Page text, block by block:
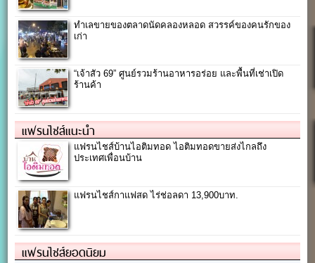
ทำเลขายของตลาดนัดคลองหลอด สวรรค์ของคนรักของ
เก่า
“เจ้าสัว 69” ศูนย์รวมร้านอาหารอร่อย และพื้นที่เช่าเปิด
ร้านค้า
แฟรนไชส์แนะนำ
แฟรนไชส์บ้านไอติมทอด ไอติมทอดขายส่งไกลถึง
ประเทศเพื่อนบ้าน
แฟรนไชส์กาแฟสด ไร่ช่อลดา 13,900บาท.
แฟรนไชส์ยอดนิยม